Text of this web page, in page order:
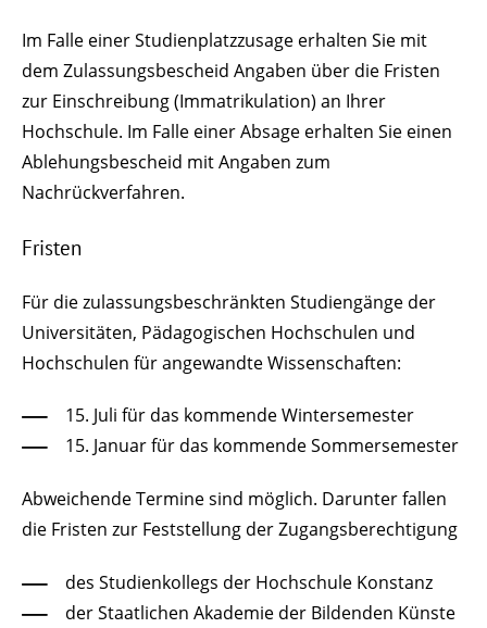
Im Falle einer Studienplatzzusage erhalten Sie mit
dem Zulassungsbescheid Angaben über die Fristen
zur Einschreibung (Immatrikulation) an Ihrer
Hochschule. Im Falle einer Absage erhalten Sie einen
Ablehungsbescheid mit Angaben zum
Nachrückverfahren.
Fristen
Für die zulassungsbeschränkten Studiengänge der
Universitäten, Pädagogischen Hochschulen und
Hochschulen für angewandte Wissenschaften:
15. Juli für das kommende Wintersemester
15. Januar für das kommende Sommersemester
Abweichende Termine sind möglich. Darunter fallen
die Fristen zur Feststellung der Zugangsberechtigung
des Studienkollegs der Hochschule Konstanz
der Staatlichen Akademie der Bildenden Künste